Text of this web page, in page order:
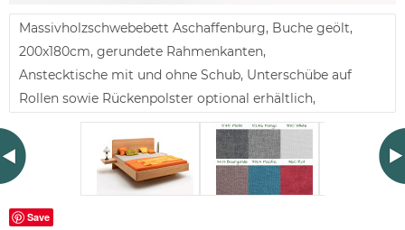
Massivholzschwebebett Aschaffenburg, Buche geölt,
200x180cm, gerundete Rahmenkanten,
Anstecktische mit und ohne Schub, Unterschübe auf
Rollen sowie Rückenpolster optional erhältlich,
Save